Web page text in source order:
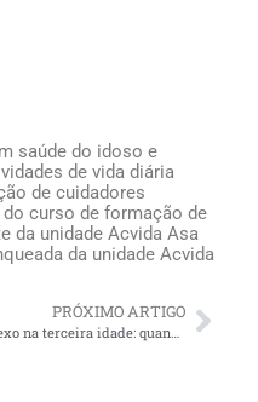
saúde do idoso e
de vida diária
de cuidadores
curso de formação de
da unidade Acvida Asa
da unidade Acvida
PRÓXIMO ARTIGO